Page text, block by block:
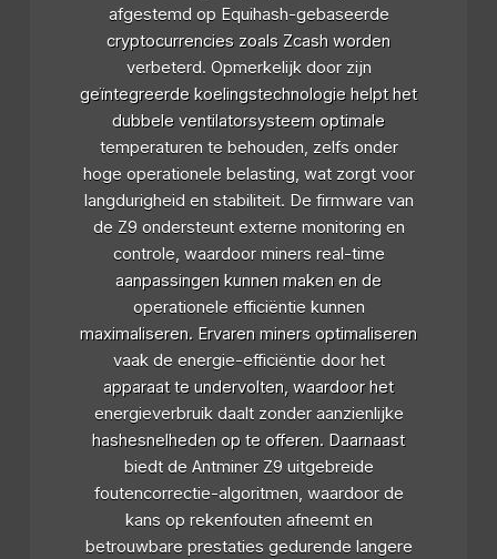
afgestemd op Equihash-gebaseerde
cryptocurrencies zoals Zcash worden
verbeterd. Opmerkelijk door zijn
geïntegreerde koelingstechnologie helpt het
dubbele ventilatorsysteem optimale
temperaturen te behouden, zelfs onder
hoge operationele belasting, wat zorgt voor
langdurigheid en stabiliteit. De firmware van
de Z9 ondersteunt externe monitoring en
controle, waardoor miners real-time
aanpassingen kunnen maken en de
operationele efficiëntie kunnen
maximaliseren. Ervaren miners optimaliseren
vaak de energie-efficiëntie door het
apparaat te undervolten, waardoor het
energieverbruik daalt zonder aanzienlijke
hashesnelheden op te offeren. Daarnaast
biedt de Antminer Z9 uitgebreide
foutencorrectie-algoritmen, waardoor de
kans op rekenfouten afneemt en
betrouwbare prestaties gedurende langere